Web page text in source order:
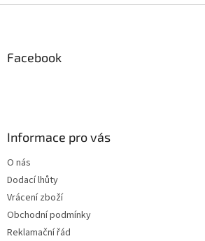
Facebook
Informace pro vás
O nás
Dodací lhůty
Vrácení zboží
Obchodní podmínky
Reklamační řád